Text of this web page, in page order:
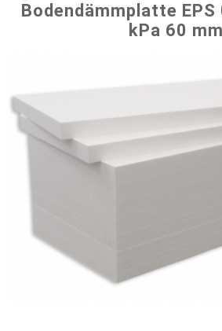
Bodendämmplatte EPS
kPa 60 mm